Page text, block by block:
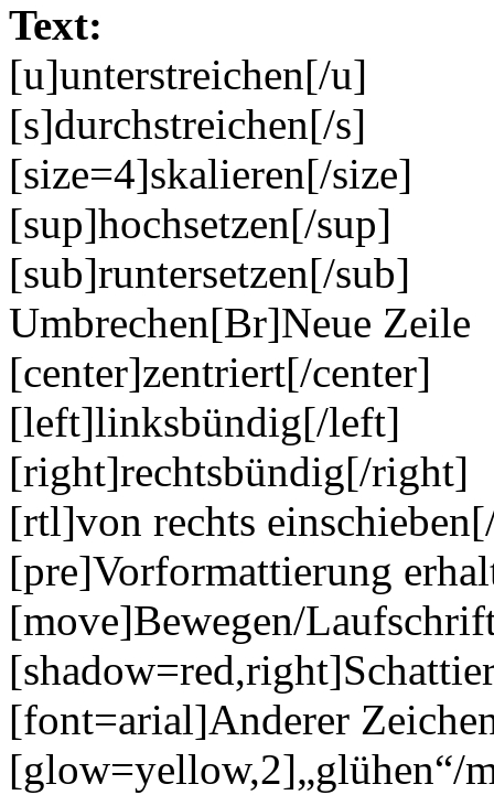
Text:
[u]unterstreichen[/u]
[s]durchstreichen[/s]
[size=4]skalieren[/size]
[sup]hochsetzen[/sup]
[sub]runtersetzen[/sub]
Umbrechen[Br]Neue Zeile
[center]zentriert[/center]
[left]linksbündig[/left]
[right]rechtsbündig[/right]
[rtl]von rechts
[pre]Vorformattierung
[move]Bewegen/
[font=arial]Anderer
[glow=yellow,2]„glühen“/